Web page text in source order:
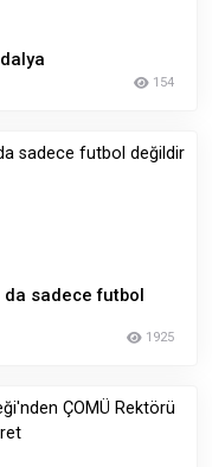
154
sadece futbol
1925